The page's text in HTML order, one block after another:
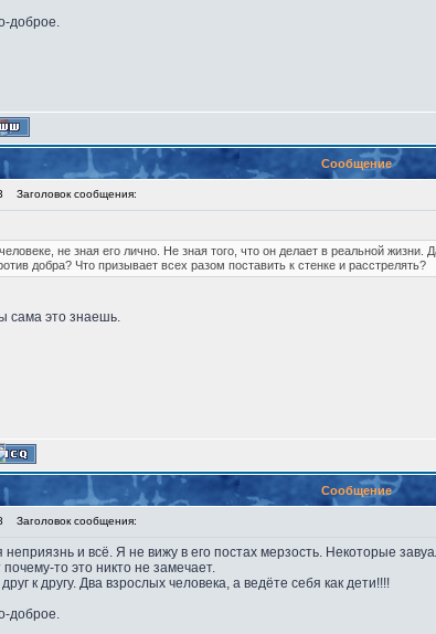
доброе.
Сообщение
Заголовок сообщения:
не зная его лично. Не зная того, что он делает в реальной
добра? Что призывает всех разом поставить к стенке и расстрелять?
сама это знаешь.
Сообщение
Заголовок сообщения:
неприязнь и всё. Я не вижу в его постах мерзость. Некоторые
то это никто не замечает.
к другу. Два взрослых человека, а ведёте себя как дети!!!!
доброе.